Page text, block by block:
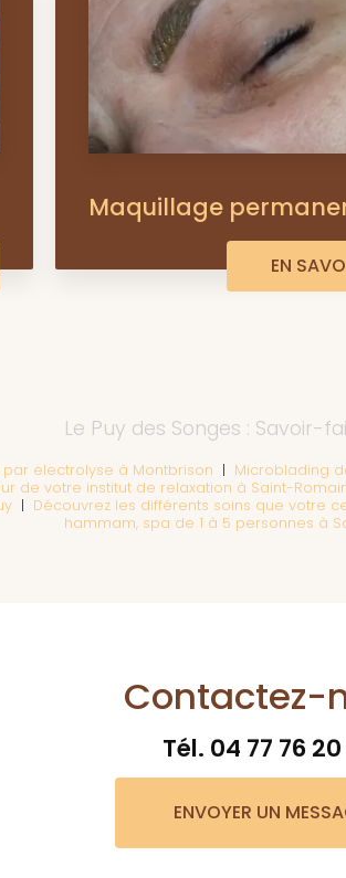
Maquillage
EN
Le Puy des Songes : Savoir-
electrolyse à Montbrison | Microblading
de votre institut de relaxation à Saint-
| Découvrez les différents soins que votre
hammam, spa de 1 à 5 personnes à
Contactez-
Tél. 04 77 76
ENVOYER UN